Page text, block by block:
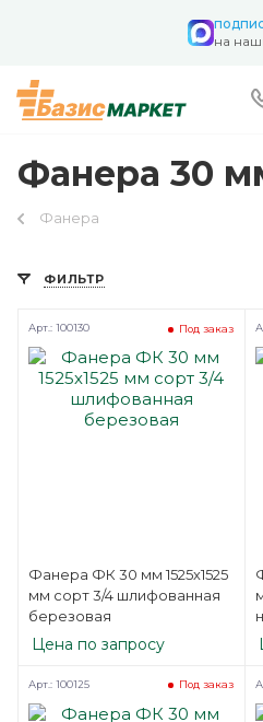
на
Фанера 30
Фанера
ФИЛЬТР
Фанера ФК 30 мм 1525х1525
мм сорт 3/4 шлифованная
березовая
Под заказ
Арт.: 100130
Цена по запросу
Под заказ
Арт.: 100125